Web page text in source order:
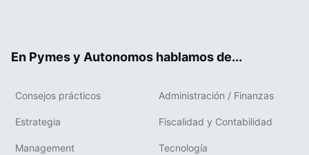
En Pymes y Autonomos hablamos de...
Consejos prácticos Administración / Finanzas
Estrategia Fiscalidad y Contabilidad
Management Tecnología